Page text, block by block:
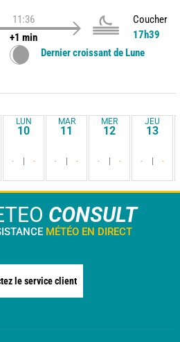
11:36
+1 min
Coucher
17h39
Dernier croissant de Lune
LUN
10
- -
MAR
11
- -
MER
12
- -
JEU
13
- -
CONSULT
MÉTÉO EN DIRECT
le service client